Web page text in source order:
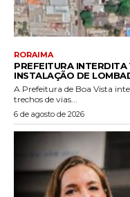
RORAIMA
PREFEITURA
INSTALAÇÃO DE
A Prefeitura de Boa Vista
trechos de vias...
6 de agosto de 2026